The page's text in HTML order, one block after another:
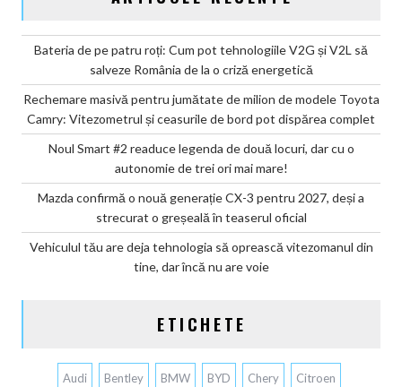
Bateria de pe patru roți: Cum pot tehnologiile V2G și V2L să
salveze România de la o criză energetică
Rechemare masivă pentru jumătate de milion de modele Toyota
Camry: Vitezometrul și ceasurile de bord pot dispărea complet
Noul Smart #2 readuce legenda de două locuri, dar cu o
autonomie de trei ori mai mare!
Mazda confirmă o nouă generație CX-3 pentru 2027, deși a
strecurat o greșeală în teaserul oficial
Vehiculul tău are deja tehnologia să oprească vitezomanul din
tine, dar încă nu are voie
ETICHETE
Audi Bentley BMW BYD Chery Citroen